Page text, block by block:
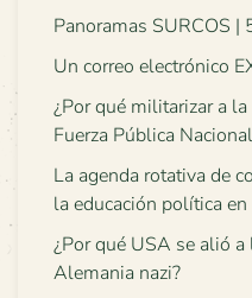
Panoramas SURCOS
Un correo electrónico
¿Por qué militarizar a
Fuerza Pública
La agenda rotativa de
la educación política
¿Por qué USA se alió
Alemania nazi?